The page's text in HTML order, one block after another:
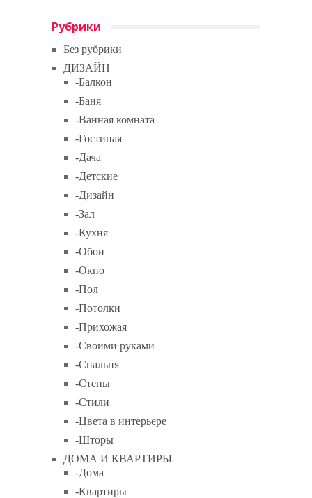
Рубрики
Без рубрики
ДИЗАЙН
-Балкон
-Баня
-Ванная комната
-Гостиная
-Дача
-Детские
-Дизайн
-Зал
-Кухня
-Обои
-Окно
-Пол
-Потолки
-Прихожая
-Своими руками
-Спальня
-Стены
-Стили
-Цвета в интерьере
-Шторы
ДОМА И КВАРТИРЫ
-Дома
-Квартиры